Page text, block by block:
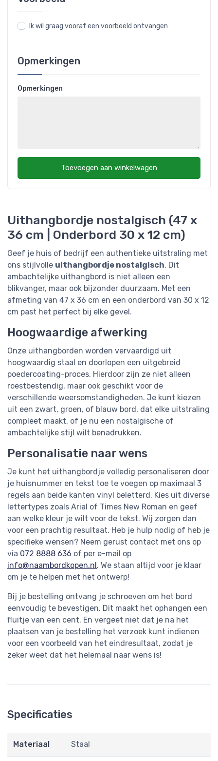
Uithangbordje nostalgisch (47 x
36 cm | Onderbord 30 x 12 cm)
Geef je huis of bedrijf een authentieke uitstraling met
ons stijlvolle uithangbordje nostalgisch. Dit
ambachtelijke uithangbord is niet alleen een
blikvanger, maar ook bijzonder duurzaam. Met een
afmeting van 47 x 36 cm en een onderbord van 30 x 12
cm past het perfect bij elke gevel.
Hoogwaardige afwerking
Onze uithangborden worden vervaardigd uit
hoogwaardig staal en doorlopen een uitgebreid
poedercoating-proces. Hierdoor zijn ze niet alleen
roestbestendig, maar ook geschikt voor de
verschillende weersomstandigheden. Je kunt kiezen
uit een zwart, groen, of blauw bord, dat elke uitstraling
compleet maakt, of je nu een nostalgische of
ambachtelijke stijl wilt benadrukken.
Personalisatie naar wens
Je kunt het uithangbordje volledig personaliseren door
je huisnummer en tekst toe te voegen op maximaal 3
regels aan beide kanten vinyl beletterd. Kies uit diverse
lettertypes zoals Arial of Times New Roman en geef
aan welke kleur je wilt voor de tekst. Wij zorgen dan
voor een prachtig resultaat. Heb je hulp nodig of heb je
specifieke wensen? Neem gerust contact met ons op
via 072 8888 636 of per e-mail op
info@naambordkopen.nl . We staan altijd voor je klaar
om je te helpen met het ontwerp!
Bij je bestelling ontvang je schroeven om het bord
eenvoudig te bevestigen. Dit maakt het ophangen een
fluitje van een cent. En vergeet niet dat je na het
plaatsen van je bestelling het verzoek kunt indienen
voor een voorbeeld van het eindresultaat, zodat je
zeker weet dat het helemaal naar wens is!
Specificaties
Materiaal Staal
Ik wil graag vooraf een voorbeeld ontvangen
Opmerkingen
Opmerkingen
Toevoegen aan winkelwagen